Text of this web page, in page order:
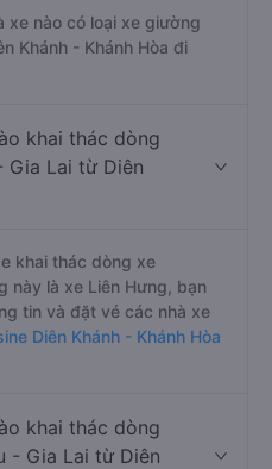
xe nào có loại xe giường
Khánh - Khánh Hòa đi
khai thác dòng
Gia Lai từ Diên
khai thác dòng xe
này là xe Liên Hưng, bạn
tin và đặt vé các nhà xe
Diên Khánh - Khánh Hòa
khai thác dòng
- Gia Lai từ Diên